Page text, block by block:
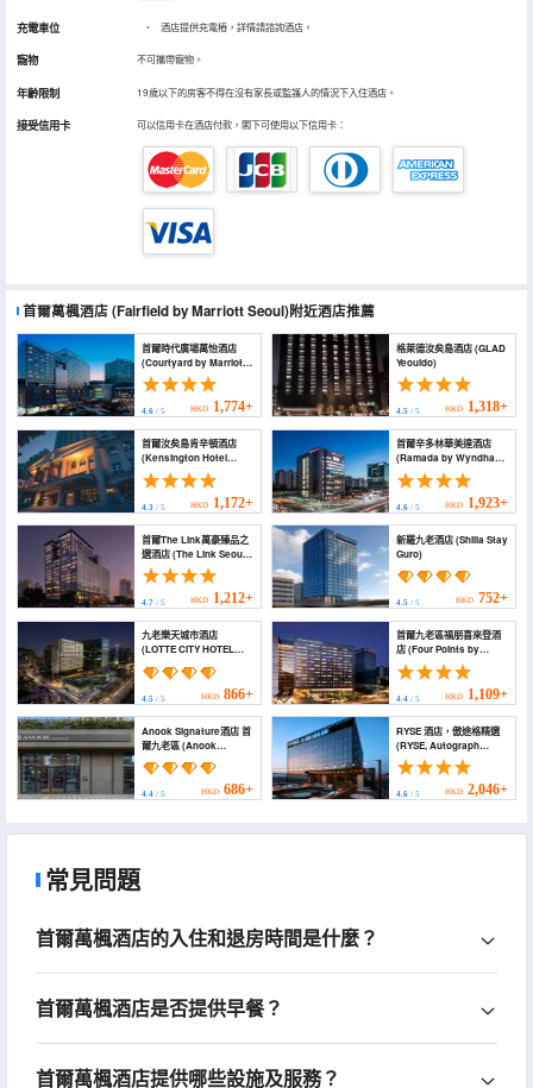
充電車位 • 酒店提供充電樁，詳情請諮詢酒店。
寵物 不可攜帶寵物。
年齡限制 19歲以下的房客不得在沒有家長或監護人的情況下入住酒店。
接受信用卡 可以信用卡在酒店付款，閣下可使用以下信用卡：
首爾萬楓酒店(Fairfield by Marriott Seoul)附近酒店推薦
首爾時代廣場萬怡酒店
(Courtyard by Marriott
Seoul Times Square)
4.6 / 5 HKD 1,774+
格萊德汝矣島酒店 (GLAD
Yeouido)
4.5/ 5 HKD 1,318+
首爾汝矣島肯辛頓酒店
(Kensington Hotel
Yeouido)
4.3 / 5 HKD 1,172+
首爾辛多林華美達酒店
(Ramada by Wyndham
Seoul Sindorim)
4.6/ 5 HKD 1,923+
首爾The Link萬豪臻品之
選酒店 (The Link Seoul,
a Tribute Portfolio Hotel
by Marriott)
4.7 / 5 HKD 1,212+
新羅九老酒店 (Shilla Stay
Guro)
4.5/ 5 HKD 752+
九老樂天城市酒店
(LOTTE CITY HOTEL
4.5 / 5 HKD 866+
首爾九老區福朋喜來登酒
店 (Four Points by
Sheraton Seoul, Guro)
4.4/ 5 HKD 1,109+
Anook Signature酒店 首
爾九老區 (Anook
Signature Hotel Seoul
Guro)
4.4 / 5 HKD 686+
RYSE 酒店，傲途格精選
(RYSE, Autograph
Collection by Marriott)
4.6/ 5 HKD 2,046+
常見問題
首爾萬楓酒店的入住和退房時間是什麼？
首爾萬楓酒店是否提供早餐？
首爾萬楓酒店提供哪些設施及服務？